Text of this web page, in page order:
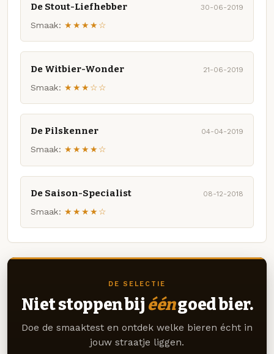
De Stout-Liefhebber 30-06-2019
Smaak: ★★★★☆
De Witbier-Wonder 21-06-2019
Smaak: ★★★☆☆
De Pilskenner 04-04-2019
Smaak: ★★★★☆
De Saison-Specialist 08-12-2018
Smaak: ★★★★☆
DE SELECTIE
Niet stoppen bij ééngoed bier.
Doe de smaaktest en ontdek welke bieren écht in
jouw straatje liggen.